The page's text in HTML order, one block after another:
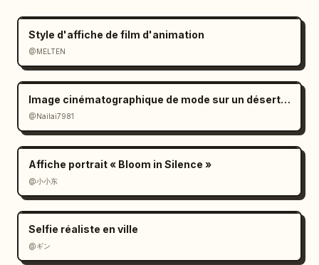
Style d'affiche de film d'animation
@MELTEN
Image cinématographique de mode sur un désert de sel à l'ambiance mélancolique
@Nailai7981
Affiche portrait « Bloom in Silence »
@小小东
Selfie réaliste en ville
@ギン